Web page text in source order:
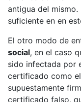
antigua del
suficiente en en
El otro modo de
social, en el caso
sido infectada por
certificado como
supuestamente
certificado falso,